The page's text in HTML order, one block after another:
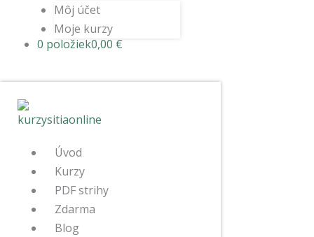
Môj účet
Moje kurzy
0 položiek0,00 €
Úvod
Kurzy
PDF strihy
Zdarma
Blog